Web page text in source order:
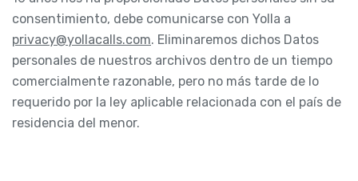
consentimiento, debe comunicarse con Yolla a
privacy@yollacalls.com. Eliminaremos dichos Datos
personales de nuestros archivos dentro de un tiempo
comercialmente razonable, pero no más tarde de lo
requerido por la ley aplicable relacionada con el país de
residencia del menor.